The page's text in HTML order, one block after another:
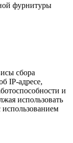
фурнитуры
сбора
IP-адресе,
и
использовать
использованием